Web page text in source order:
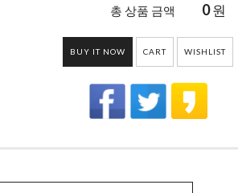
총 상품 금액 0원
BUY IT NOW CART WISHLIST